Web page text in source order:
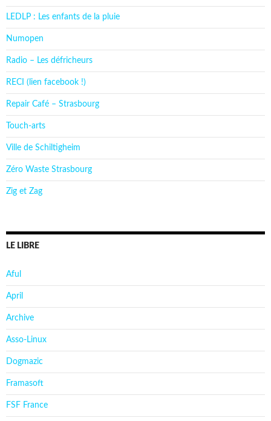
LEDLP : Les enfants de la pluie
Numopen
Radio – Les défricheurs
RECI (lien facebook !)
Repair Café – Strasbourg
Touch-arts
Ville de Schiltigheim
Zéro Waste Strasbourg
Zig et Zag
LE LIBRE
Aful
April
Archive
Asso-Linux
Dogmazic
Framasoft
FSF France